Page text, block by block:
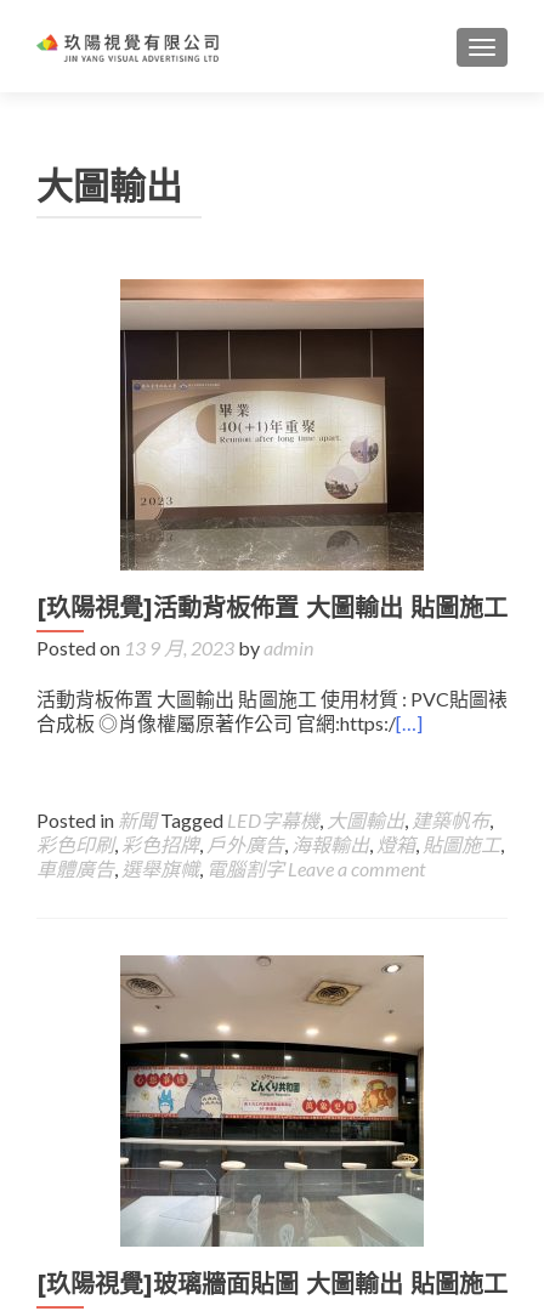
大圖輸出
[玖陽視覺]活動背板佈置 大圖輸出 貼圖施工
Posted on 13 9 月, 2023 byadmin
活動背板佈置 大圖輸出 貼圖施工 使用材質 : PVC貼圖裱
合成板 ◎肖像權屬原著作公司 官網:https:/[…]
Posted in 新聞 Tagged LED字幕機, 大圖輸出, 建築帆布,
彩色印刷, 彩色招牌, 戶外廣告, 海報輸出, 燈箱, 貼圖施工,
車體廣告, 選舉旗幟, 電腦割字 Leave a comment
[玖陽視覺]玻璃牆面貼圖 大圖輸出 貼圖施工